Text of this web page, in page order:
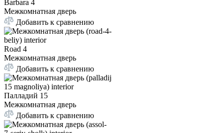
Barbara 4
Межкомнатная дверь
Добавить к сравнению
Road 4
Межкомнатная дверь
Добавить к сравнению
Палладий 15
Межкомнатная дверь
Добавить к сравнению